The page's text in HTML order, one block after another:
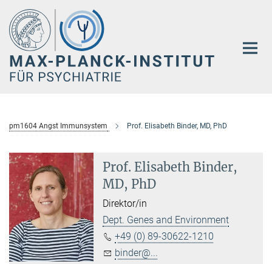
Hauptinhalt
pm1604 Angst Immunsystem Prof. Elisabeth Binder, MD, PhD
Prof. Elisabeth Binder,
MD, PhD
Direktor/in
Dept. Genes and Environment
+49 (0) 89-30622-1210
binder@...